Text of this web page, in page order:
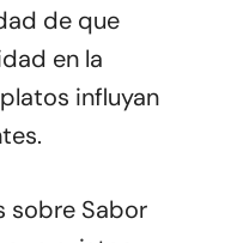
de que
en la
influyan
sobre Sabor